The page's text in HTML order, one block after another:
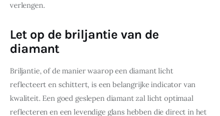
verlengen.
Let op de briljantie van de
diamant
Briljantie, of de manier waarop een diamant licht
reflecteert en schittert, is een belangrijke indicator van
kwaliteit. Een goed geslepen diamant zal licht optimaal
reflecteren en een levendige glans hebben die direct in het